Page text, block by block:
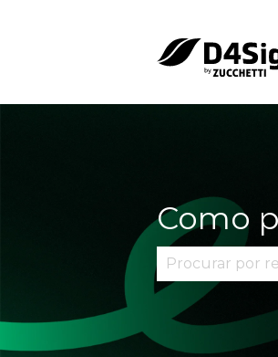
Como
Não há